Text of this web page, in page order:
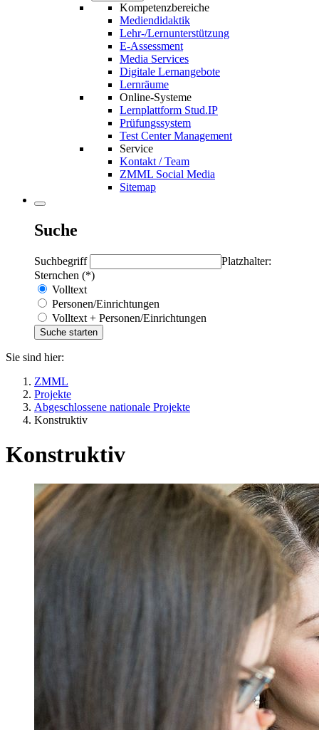
Kompetenzbereiche
Mediendidaktik
Lehr-/Lernunterstützung
E-Assessment
Media Services
Digitale Lernangebote
Lernräume
Online-Systeme
Lernplattform Stud.IP
Prüfungssystem
Test Center Management
Service
Kontakt / Team
ZMML Social Media
Sitemap
Suche
Suchbegriff
Platzhalter:
Sternchen (*)
Volltext
Personen/Einrichtungen
Volltext + Personen/Einrichtungen
Sie sind hier:
ZMML
Projekte
Abgeschlossene nationale Projekte
Konstruktiv
Konstruktiv